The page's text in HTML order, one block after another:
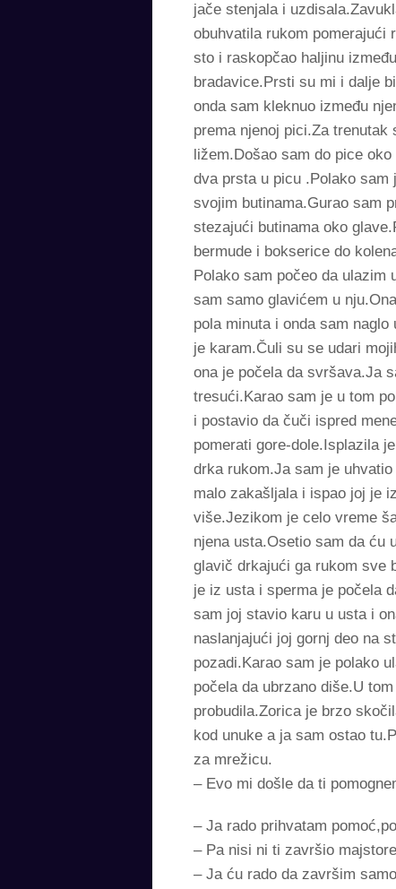
jače stenjala i
obuhvatila rukom pomerajući
sto i raskopčao haljinu
bradavice.Prsti su mi i dalje
onda sam kleknuo između
prema njenoj pici.Za
ližem.Došao sam do pice
dva prsta u picu .Polako sam
svojim butinama.Gurao sam
stezajući butinama oko
bermude i bokserice do
Polako sam počeo da ulazim
sam samo glavićem u
pola minuta i onda sam
je karam.Čuli su se udari
ona je počela da svršava.Ja
tresući.Karao sam je u tom
i postavio da čuči ispred
pomerati gore-dole.Isplazila
drka rukom.Ja sam je
malo zakašljala i ispao joj je
više.Jezikom je celo vreme
njena usta.Osetio sam da ću
glavič drkajući ga rukom sve
je iz usta i sperma je počela
sam joj stavio karu u usta i
naslanjajući joj gornj deo na
pozadi.Karao sam je polako
počela da ubrzano diše.U
probudila.Zorica je brzo
kod unuke a ja sam ostao
za mrežicu.
– Evo mi došle da ti
– Ja rado prihvatam
– Pa nisi ni ti završio
– Ja ću rado da završim